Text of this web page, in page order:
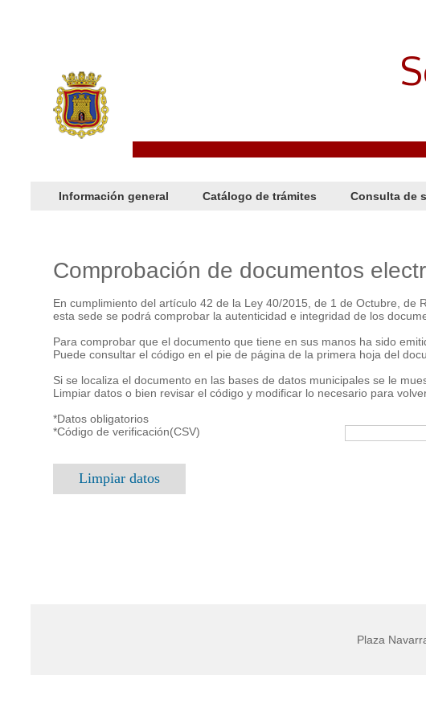
Información general Catálogo de trámites Consulta de
Comprobación de documentos
En cumplimiento del artículo 42 de la Ley 40/2015, de 1 de Octubre,
esta sede se podrá comprobar la autenticidad e integridad de los
Para comprobar que el documento que tiene en sus manos ha sido
Puede consultar el código en el pie de página de la primera hoja del
Si se localiza el documento en las bases de datos municipales se le
Limpiar datos o bien revisar el código y modificar lo necesario para
*Datos obligatorios
*Código de verificación(CSV)
Limpiar datos
Plaza